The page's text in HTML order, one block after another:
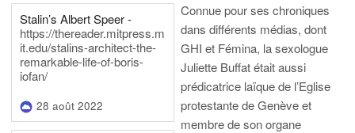
Stalin’s Albert Speer -
https://thereader.mitpress.m
it.edu/stalins-architect-the-
remarkable-life-of-boris-
iofan/
28 août 2022
Connue pour ses chroniques
dans différents médias, dont
GHI et Fémina, la sexologue
Juliette Buffat était aussi
prédicatrice laïque de l’Eglise
protestante de Genève et
membre de son organe